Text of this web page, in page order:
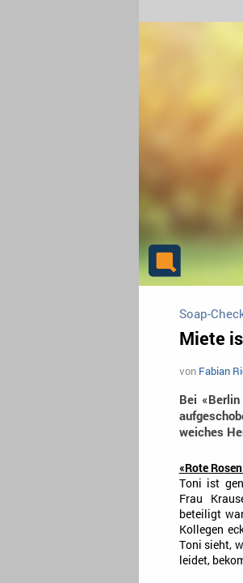
Soap-
Miete
von Fabian
Bei
weiches
«Rote
Toni ist
Frau
beteiligt
Kollegen
Toni sieht,
leidet,